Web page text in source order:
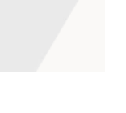
響曲仍然是史